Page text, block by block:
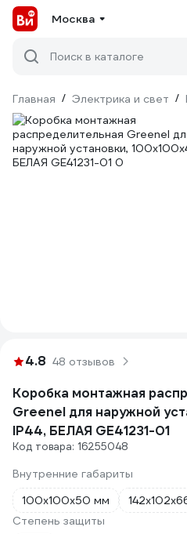
Москва
Поиск в каталоге
Главная / Электрика и свет /
4.8 48 отзывов
Коробка монтажная
Greenel для наружной
IP44, БЕЛАЯ GE41231-01
Код товара: 16255048
Внутренние габариты
100х100х50 мм
Степень защиты